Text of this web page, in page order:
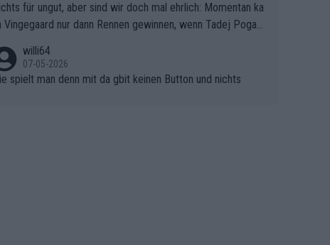
Finale Richtung Nizza. Niewiadoma hat psychologisch O
aber SD Worx und Vollering müssen jetzt All-In ge
(gregmann)
für ungut, aber sind wir doch mal ehrlich: Momentan ka
Vingegaard nur dann Rennen gewinnen, wenn Tadej Pogaca
willi64
07-05-2026
spielt man denn mit da gbit keinen Button und nichts